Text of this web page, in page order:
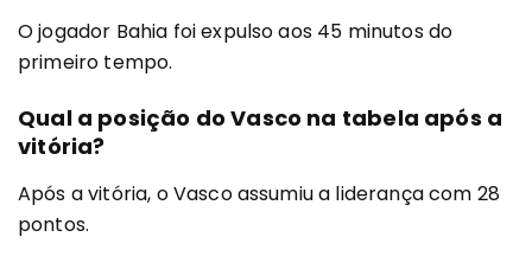
O jogador Bahia foi expulso aos 45 minutos do
primeiro tempo.
Qual a posição do Vasco na tabela após a
vitória?
Após a vitória, o Vasco assumiu a liderança com 28
pontos.